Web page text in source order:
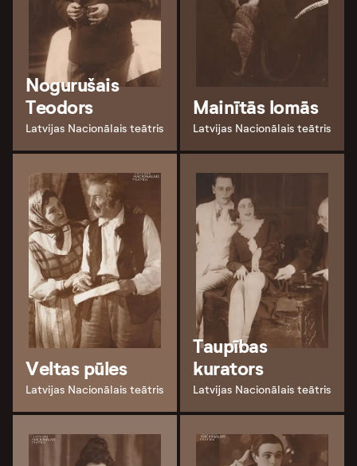
Nogurušais
Teodors
Latvijas Nacionālais teātris
Mainītās lomās
Latvijas Nacionālais teātris
Veltas pūles
Latvijas Nacionālais teātris
Taupības
kurators
Latvijas Nacionālais teātris